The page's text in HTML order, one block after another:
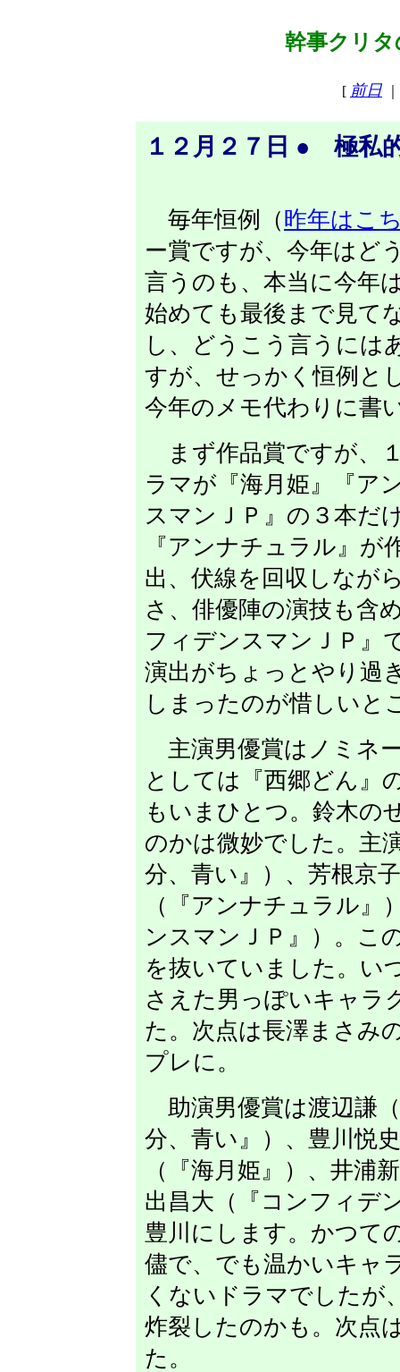
幹事クリタ
[ 前日
１２月２７日 ● 極私
毎年恒例（昨年はこ
ー賞ですが、今年はど
言うのも、本当に今年
始めても最後まで見て
し、どうこう言うには
すが、せっかく恒例と
今年のメモ代わりに書
まず作品賞ですが、
ラマが『海月姫』『ア
スマンＪＰ』の３本だ
『アンナチュラル』が
出、伏線を回収しなが
さ、俳優陣の演技も含
フィデンスマンＪＰ』
演出がちょっとやり過
しまったのが惜しいと
主演男優賞はノミネ
としては『西郷どん』
もいまひとつ。鈴木の
のかは微妙でした。主
分、青い』）、芳根京
（『アンナチュラル
ンスマンＪＰ』）。こ
を抜いていました。い
さえた男っぽいキャラ
た。次点は長澤まさみ
プレに。
助演男優賞は渡辺謙
分、青い』）、豊川悦
（『海月姫』）、井浦
出昌大（『コンフィデ
豊川にします。かつて
儘で、でも温かいキャ
くないドラマでしたが
炸裂したのかも。次点
た。